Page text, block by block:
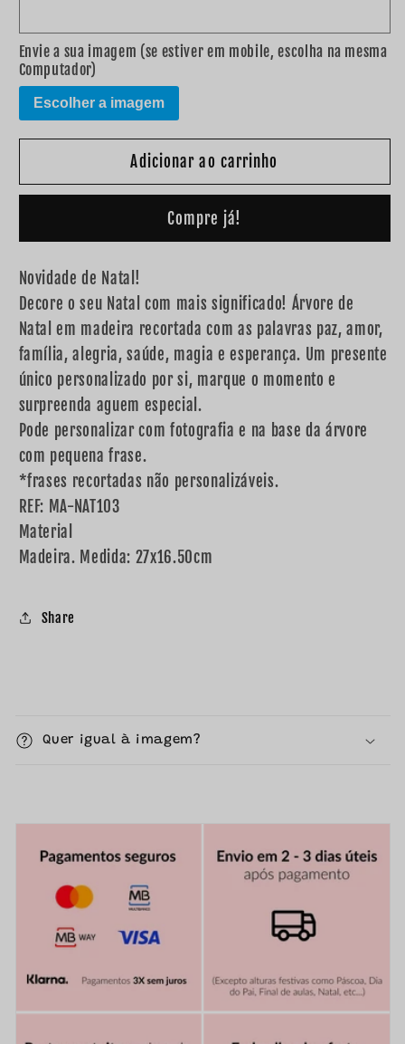
de
Natal
com
fotografia
de
Natal
fotografia
Envie a sua imagem (se estiver em mobile, escolha na mesma
Computador)
Escolher a imagem
Adicionar ao carrinho
Compre já!
Novidade de Natal!
Decore o seu Natal com mais significado! Árvore de
Natal em madeira recortada com as palavras paz, amor,
família, alegria, saúde, magia e esperança. Um presente
único personalizado por si, marque o momento e
surpreenda aguem especial.
Pode personalizar com fotografia e na base da árvore
com pequena frase.
*frases recortadas não personalizáveis.
REF: MA-NAT103
Material
Madeira. Medida: 27x16.50cm
Share
n
h
Quer igual à imagem?